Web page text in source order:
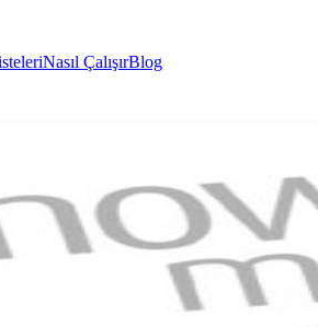
Nasıl ÇalışırBlog